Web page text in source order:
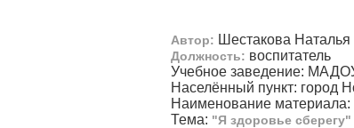
Автор: Шестакова
Должность: воспитатель
Учебное заведение:
Населённый пункт: город
Наименование материала:
Тема: "Я здоровье сберегу"